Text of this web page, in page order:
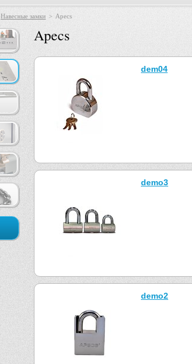
Навесные замки > Apecs
Apecs
dem04
demo3
demo2